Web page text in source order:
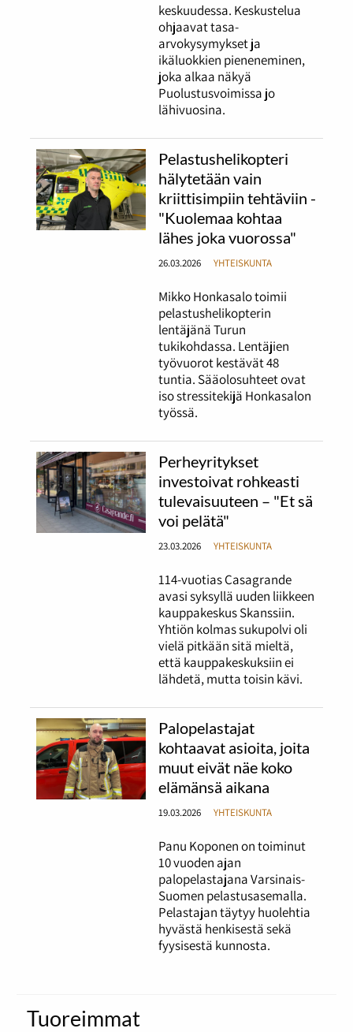
keskuudessa. Keskustelua
ohjaavat tasa-
arvokysymykset ja
ikäluokkien pieneneminen,
joka alkaa näkyä
Puolustusvoimissa jo
lähivuosina.
Pelastushelikopteri
hälytetään vain
kriittisimpiin tehtäviin -
"Kuolemaa kohtaa
lähes joka vuorossa"
26.03.2026 YHTEISKUNTA
Mikko Honkasalo toimii
pelastushelikopterin
lentäjänä Turun
tukikohdassa. Lentäjien
työvuorot kestävät 48
tuntia. Sääolosuhteet ovat
iso stressitekijä Honkasalon
työssä.
Perheyritykset
investoivat rohkeasti
tulevaisuuteen – "Et sä
voi pelätä"
23.03.2026 YHTEISKUNTA
114-vuotias Casagrande
avasi syksyllä uuden liikkeen
kauppakeskus Skanssiin.
Yhtiön kolmas sukupolvi oli
vielä pitkään sitä mieltä,
että kauppakeskuksiin ei
lähdetä, mutta toisin kävi.
Palopelastajat
kohtaavat asioita, joita
muut eivät näe koko
elämänsä aikana
19.03.2026 YHTEISKUNTA
Panu Koponen on toiminut
10 vuoden ajan
palopelastajana Varsinais-
Suomen pelastusasemalla.
Pelastajan täytyy huolehtia
hyvästä henkisestä sekä
fyysisestä kunnosta.
Tuoreimmat